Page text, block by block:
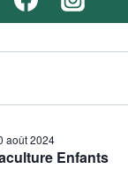
Enfants
août 2024